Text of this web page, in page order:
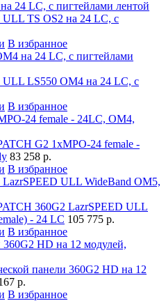
ULL TS OS2 на 24 LC, с
В избранное
ULL LS550 OM4 на 24 LC, с
В избранное
G2 1xMPO-24 female -
83 258 р.
В избранное
360G2 LazrSPEED ULL
- 24 LC 105 775 р.
В избранное
панели 360G2 HD на 12
р.
В избранное